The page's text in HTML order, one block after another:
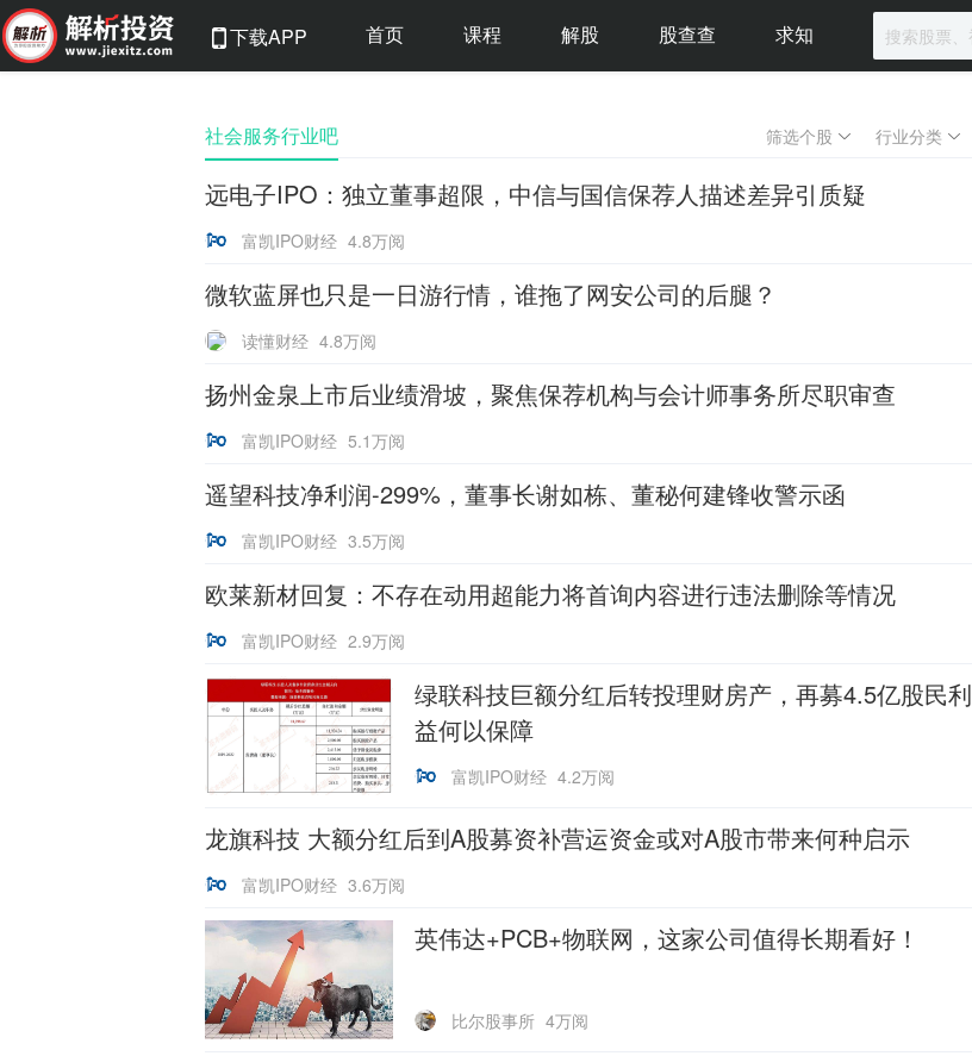
下载APP 首页 课程 解股 股查查 求知
社会服务行业吧 筛选个股 行业分类
远电子IPO：独立董事超限，中信与国信保荐人描述差异引质疑
富凯IPO财经 4.8万阅
微软蓝屏也只是一日游行情，谁拖了网安公司的后腿？
读懂财经 4.8万阅
扬州金泉上市后业绩滑坡，聚焦保荐机构与会计师事务所尽职审查
富凯IPO财经 5.1万阅
遥望科技净利润-299%，董事长谢如栋、董秘何建锋收警示函
富凯IPO财经 3.5万阅
欧莱新材回复：不存在动用超能力将首询内容进行违法删除等情况
富凯IPO财经 2.9万阅
绿联科技巨额分红后转投理财房产，再募4.5亿股民利
益何以保障
富凯IPO财经 4.2万阅
龙旗科技 大额分红后到A股募资补营运资金或对A股市带来何种启示
富凯IPO财经 3.6万阅
英伟达+PCB+物联网，这家公司值得长期看好！
比尔股事所 4万阅